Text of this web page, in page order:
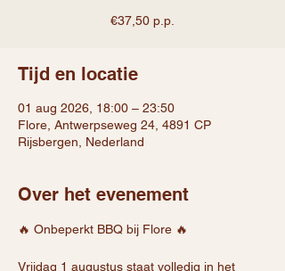
€37,50 p.p.
Tijd en locatie
01 aug 2026, 18:00 – 23:50
Flore, Antwerpseweg 24, 4891 CP
Rijsbergen, Nederland
Over het evenement
🔥 Onbeperkt BBQ bij Flore 🔥
Vrijdag 1 augustus staat volledig in het